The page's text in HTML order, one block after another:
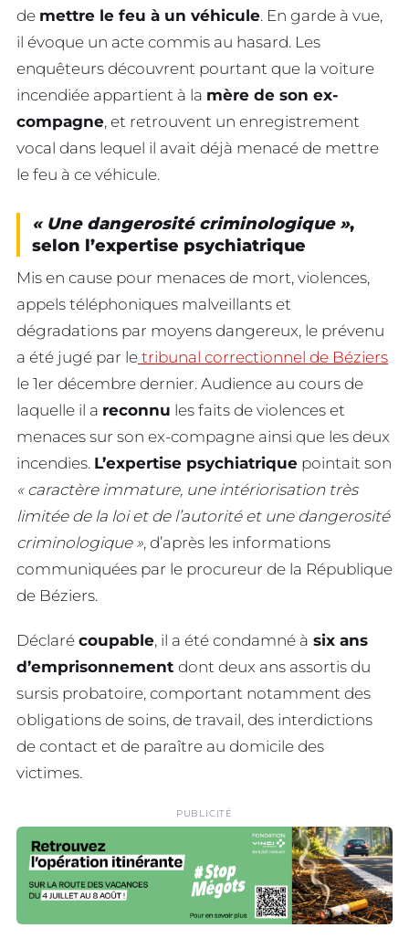
de mettre le feu à un véhicule. En garde à vue,
il évoque un acte commis au hasard. Les
enquêteurs découvrent pourtant que la voiture
incendiée appartient à la mère de son ex-
compagne, et retrouvent un enregistrement
vocal dans lequel il avait déjà menacé de mettre
le feu à ce véhicule.
« Une dangerosité criminologique »,
selon l’expertise psychiatrique
Mis en cause pour menaces de mort, violences,
appels téléphoniques malveillants et
dégradations par moyens dangereux, le prévenu
a été jugé par le tribunal correctionnel de Béziers
le 1er décembre dernier. Audience au cours de
laquelle il a reconnu les faits de violences et
menaces sur son ex-compagne ainsi que les deux
incendies. L’expertise psychiatrique pointait son
« caractère immature, une intériorisation très
limitée de la loi et de l’autorité et une dangerosité
criminologique », d’après les informations
communiquées par le procureur de la République
de Béziers.
Déclaré coupable, il a été condamné à six ans
d’emprisonnement dont deux ans assortis du
sursis probatoire, comportant notamment des
obligations de soins, de travail, des interdictions
de contact et de paraître au domicile des
victimes.
PUBLICITÉ